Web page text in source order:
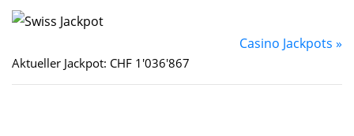
Casino Jackpots »
Aktueller Jackpot: CHF 1'036'867